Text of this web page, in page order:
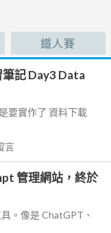
鐵人賽
記 Day3 Data
要實作了 資料下載
言
管理網站，終於
。像是 ChatGPT、